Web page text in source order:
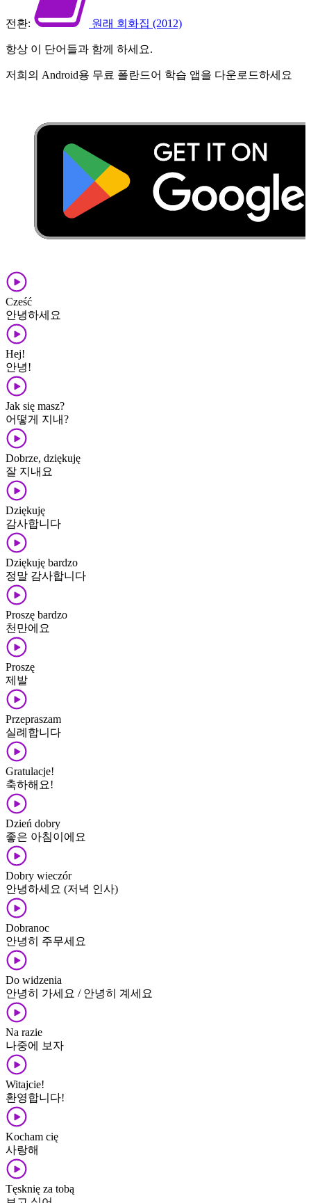
전환: 원래 회화집 (2012)
항상 이 단어들과 함께 하세요.
저희의 Android용 무료 폴란드어 학습 앱을 다운로드하세요
Cześć
안녕하세요
Hej!
안녕!
Jak się masz?
어떻게 지내?
Dobrze, dziękuję
잘 지내요
Dziękuję
감사합니다
Dziękuję bardzo
정말 감사합니다
Proszę bardzo
천만에요
Proszę
제발
Przepraszam
실례합니다
Gratulacje!
축하해요!
Dzień dobry
좋은 아침이에요
Dobry wieczór
안녕하세요 (저녁 인사)
Dobranoc
안녕히 주무세요
Do widzenia
안녕히 가세요 / 안녕히 계세요
Na razie
나중에 보자
Witajcie!
환영합니다!
Kocham cię
사랑해
Tęsknię za tobą